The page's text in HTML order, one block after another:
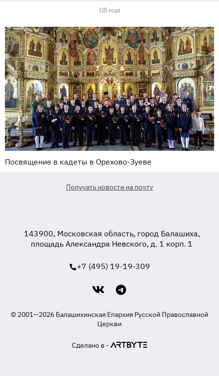
08 мая
Посвящение в кадеты в Орехово-Зуеве
Получать новости на почту
143900, Московская область, город Балашиха,
площадь Александра Невского, д. 1 корп. 1
+7 (495) 19-19-309
© 2001—2026 Балашихинская Епархия Русской Православной
Церкви
Сделано в -